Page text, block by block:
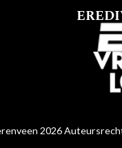
2026